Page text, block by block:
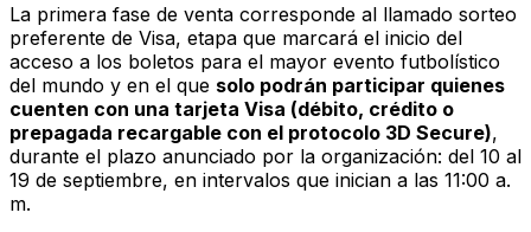
La primera fase de venta corresponde al llamado sorteo
preferente de Visa, etapa que marcará el inicio del
acceso a los boletos para el mayor evento futbolístico
del mundo y en el que solo podrán participar quienes
cuenten con una tarjeta Visa (débito, crédito o
prepagada recargable con el protocolo 3D Secure),
durante el plazo anunciado por la organización: del 10 al
19 de septiembre, en intervalos que inician a las 11:00 a.
m.